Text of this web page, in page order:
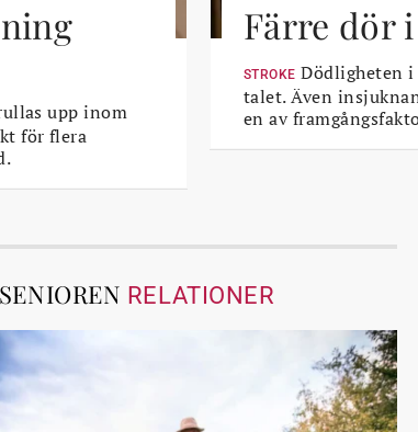
upp inom
för flera
Färre dör
STROKE Dödligheten i
talet. Även
en av
SENIOREN RELATIONER